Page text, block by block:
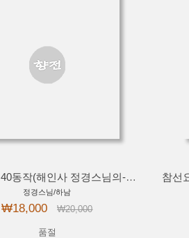
참선 요가 40동작(해인사 정경스님의-DVD)
정경스님/하남
₩18,000 ₩20,000
품절